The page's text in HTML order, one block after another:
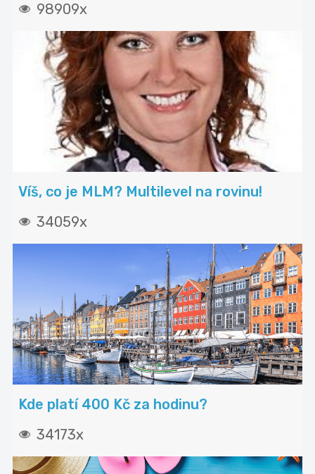
98909x
Víš, co je MLM? Multilevel na rovinu!
34059x
Kde platí 400 Kč za hodinu?
34173x